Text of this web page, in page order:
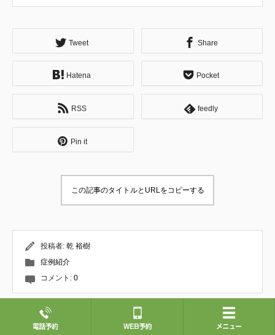
日本統合手技協会 公認インストラクター 京
しての経歴） 高校卒業後、18歳で施術家の道
へ。 午前は鍼灸の専門学生として学び、午後
は地元の鍼灸整骨院で夜遅くまで勤務。 主に
施術方法を習得する。 ↓ 専門学校卒業後は不
妊症を専門とする鍼灸院にて修行。 婦人科疾
の方々へのアプローチ、東洋医学的な診察方
りほぐすだけでは根本的には良くならないこ
とを知る。 ↓ 妊産婦のお悩みを専門に扱う整
ィ整体を通して、産後ママや妊婦の身体の状
技術指導・育成に携わる。 ↓ これまでの技
術・経験だけでは改善できない症状に数多く
巡り合い、施術家としての頭打ちを感じる。
そんな折、現在の師匠である松本恒平と出会
Tweet Share
Hatena Pocket
RSS feedly
Pin it
この記事のタイトルとURLをコピーする
投稿者: 乾 裕樹
症例紹介
コメント: 0
前の記事